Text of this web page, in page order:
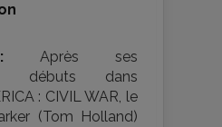
Après ses
débuts dans
: CIVIL WAR, le
(Tom Holland)